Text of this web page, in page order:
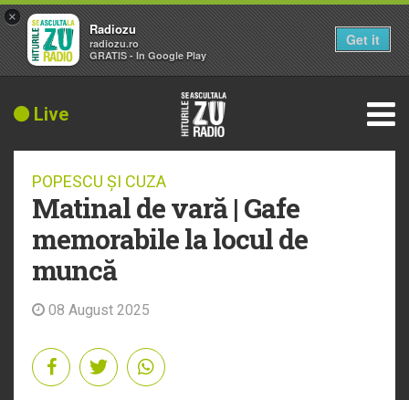
Live
POPESCU ȘI CUZA
Matinal de vară | Gafe
memorabile la locul de
muncă
08 August 2025
×
Radiozu
radiozu.ro
GRATIS - In Google Play
Get it